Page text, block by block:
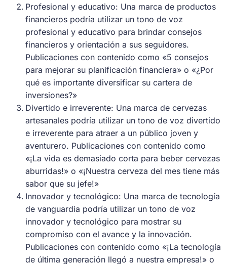
Profesional y educativo: Una marca de productos
financieros podría utilizar un tono de voz
profesional y educativo para brindar consejos
financieros y orientación a sus seguidores.
Publicaciones con contenido como «5 consejos
para mejorar su planificación financiera» o «¿Por
qué es importante diversificar su cartera de
inversiones?»
Divertido e irreverente: Una marca de cervezas
artesanales podría utilizar un tono de voz divertido
e irreverente para atraer a un público joven y
aventurero. Publicaciones con contenido como
«¡La vida es demasiado corta para beber cervezas
aburridas!» o «¡Nuestra cerveza del mes tiene más
sabor que su jefe!»
Innovador y tecnológico: Una marca de tecnología
de vanguardia podría utilizar un tono de voz
innovador y tecnológico para mostrar su
compromiso con el avance y la innovación.
Publicaciones con contenido como «¡La tecnología
de última generación llegó a nuestra empresa!» o